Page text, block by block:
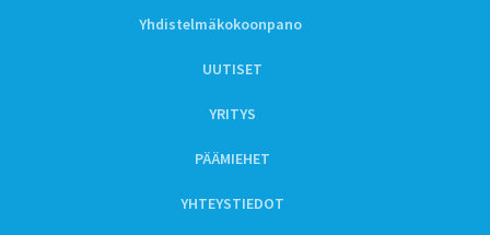
Yhdistelmäkokoonpano
UUTISET
YRITYS
PÄÄMIEHET
YHTEYSTIEDOT